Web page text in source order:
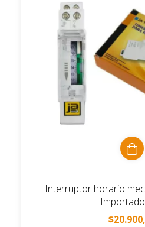
Interruptor horario